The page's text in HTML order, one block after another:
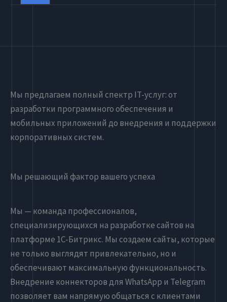
Мы предлагаем полный спектр IT-услуг: от
разработки программного обеспечения и
мобильных приложений до внедрения и поддержки
корпоративных систем.
Мы решающий фактор вашего успеха
Мы — команда профессионалов,
специализирующихся на разработке сайтов на
платформе 1C-Битрикс. Мы создаем сайты, которые
не только выглядят привлекательно, но и
обеспечивают максимальную функциональность.
Внедрение коннекторов для WhatsApp и Telegram
позволяет вам напрямую общаться с клиентами